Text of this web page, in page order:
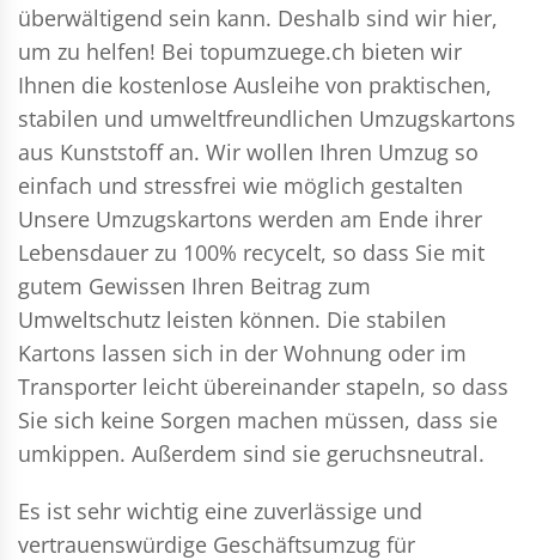
überwältigend sein kann. Deshalb sind wir hier,
um zu helfen! Bei topumzuege.ch bieten wir
Ihnen die kostenlose Ausleihe von praktischen,
stabilen und umweltfreundlichen Umzugskartons
aus Kunststoff an. Wir wollen Ihren Umzug so
einfach und stressfrei wie möglich gestalten
Unsere Umzugskartons werden am Ende ihrer
Lebensdauer zu 100% recycelt, so dass Sie mit
gutem Gewissen Ihren Beitrag zum
Umweltschutz leisten können. Die stabilen
Kartons lassen sich in der Wohnung oder im
Transporter leicht übereinander stapeln, so dass
Sie sich keine Sorgen machen müssen, dass sie
umkippen. Außerdem sind sie geruchsneutral.
Es ist sehr wichtig eine zuverlässige und
vertrauenswürdige Geschäftsumzug für